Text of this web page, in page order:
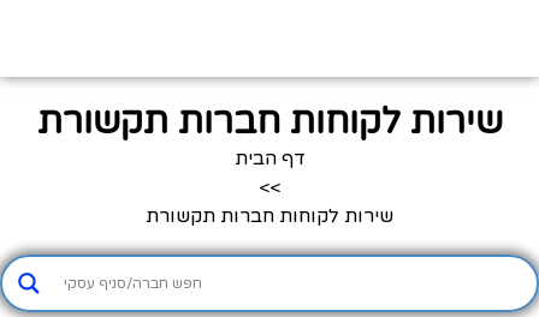
שירות לקוחות חברות תקשורת
דף הבית
>>
שירות לקוחות חברות תקשורת